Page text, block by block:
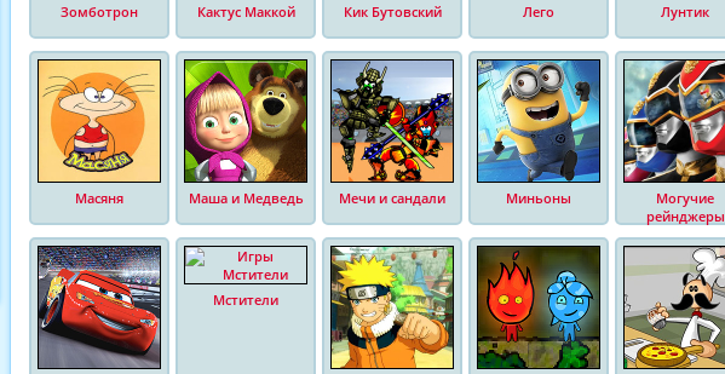
Зомботрон Кактус Маккой Кик Бутовский Лего Лунтик
Масяня Маша и Медведь Мечи и сандали Миньоны
Могучие
рейнджеры
Мстители